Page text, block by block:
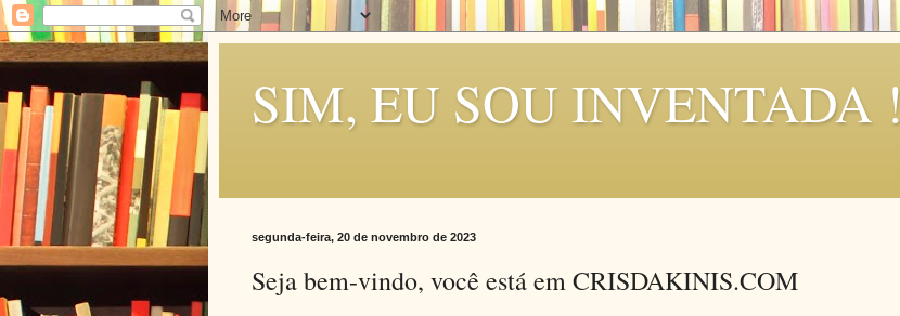
SIM, EU SOU INVENTADA !
segunda-feira, 20 de novembro de 2023
Seja bem-vindo, você está em CRISDAKINIS.COM